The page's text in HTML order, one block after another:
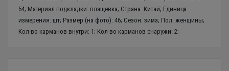
54; Материал подкладки: плащевка; Страна: Китай; Единица
измерения: шт; Размер (на фото): 46; Сезон: зима; Пол: женщины;
Кол-во карманов внутри: 1; Кол-во карманов снаружи: 2;